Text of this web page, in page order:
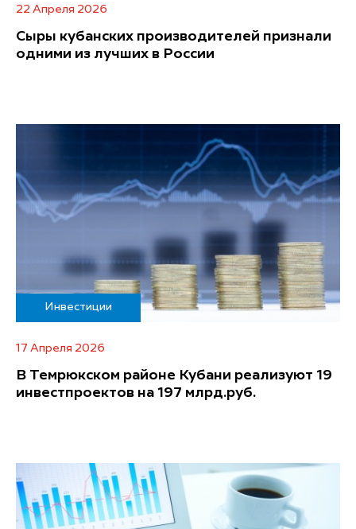
22 Апреля 2026
Сыры кубанских производителей признали
одними из лучших в России
Инвестиции
17 Апреля 2026
В Темрюкском районе Кубани реализуют 19
инвестпроектов на 197 млрд.руб.